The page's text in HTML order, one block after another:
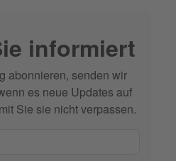
informiert
abonnieren, senden wir
es neue Updates auf
Sie sie nicht verpassen.